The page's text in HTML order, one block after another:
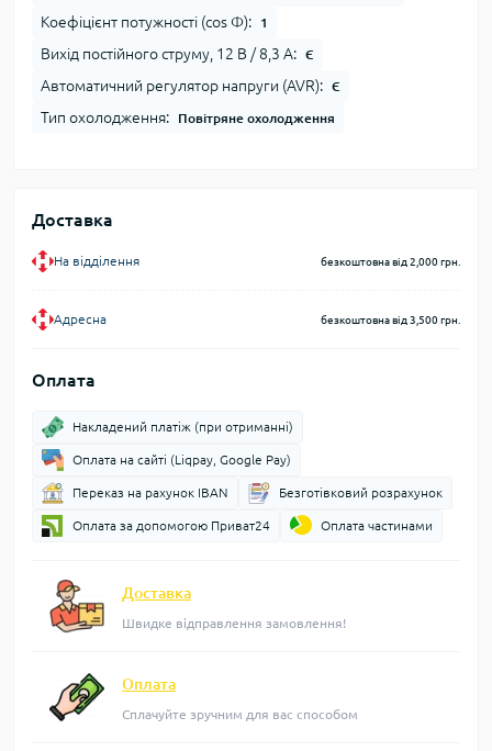
Коефіцієнт потужності (cos Φ): 1
Вихід постійного струму, 12 В / 8,3 А: Є
Автоматичний регулятор напруги (AVR): Є
Тип охолодження: Повітряне охолодження
Доставка
На відділення безкоштовна від 2,000 грн.
Адресна безкоштовна від 3,500 грн.
Оплата
Накладений платіж (при отриманні)
Оплата на сайті (Liqpay, Google Pay)
Переказ на рахунок IBAN Безготівковий розрахунок
Оплата за допомогою Приват24 Оплата частинами
Доставка
Швидке відправлення замовлення!
Оплата
Сплачуйте зручним для вас способом